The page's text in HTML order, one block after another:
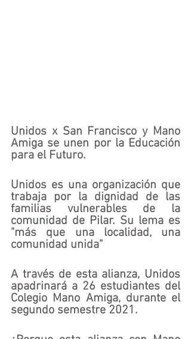
Unidos x San Francisco y Mano
Amiga se unen por la Educación
para el Futuro.
Unidos es una organización que
trabaja por la dignidad de las
familias vulnerables de la
comunidad de Pilar. Su lema es
"más que una localidad, una
comunidad unida"
A través de esta alianza, Unidos
apadrinará a 26 estudiantes del
Colegio Mano Amiga, durante el
segundo semestre 2021.